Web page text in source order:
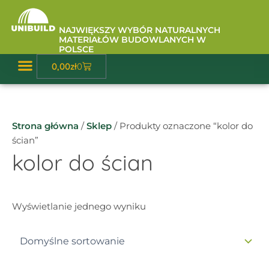
Przejdź
NAJWIĘKSZY WYBÓR NATURALNYCH
MATERIAŁÓW BUDOWLANYCH W
POLSCE
0,00zł0
Wózek
Strona główna /Sklep / Produkty oznaczone “kolor do
ścian”
kolor do ścian
Wyświetlanie jednego wyniku